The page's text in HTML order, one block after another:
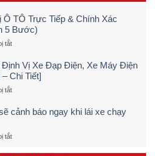
TÔ Trực Tiếp & Chính Xác
5 Bước)
tắtở
Dò
Định
Vị
Ô
Trực
Chính
Vị Xe Đạp Điện, Xe Máy Điện
Chi Tiết]
tắtở
Dẫn
Vị
cảnh báo ngay khi lái xe chạy
tắtở